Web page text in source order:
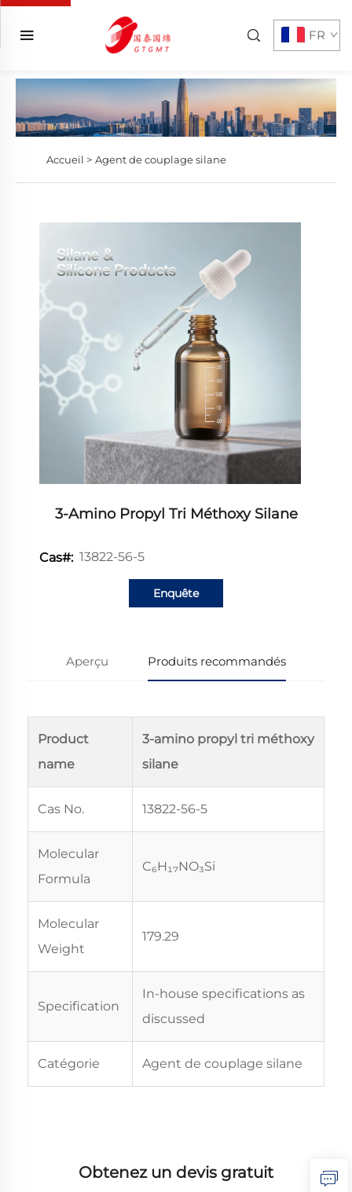
FR
Accueil > Agent de couplage silane
3-Amino Propyl Tri Méthoxy Silane
Cas#: 13822-56-5
Enquête
Aperçu Produits recommandés
Product
name
3-amino propyl tri méthoxy
silane
Cas No. 13822-56-5
Molecular
Formula
C₆H₁₇NO₃Si
Molecular
Weight
179.29
Specification
In-house specifications as
discussed
Catégorie Agent de couplage silane
Obtenez un devis gratuit